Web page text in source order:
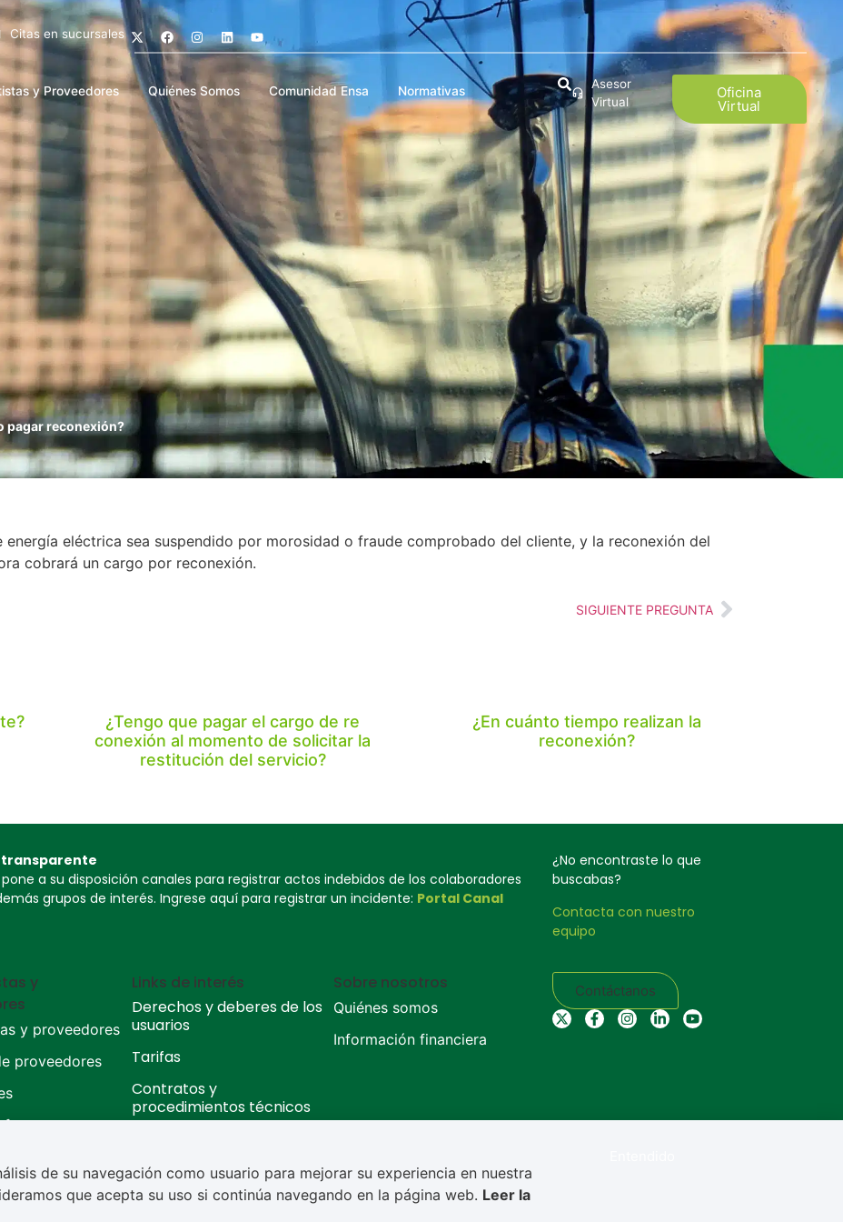
Citas en sucursales
y Proveedores Quiénes Somos Comunidad Ensa Normativas
Asesor
Virtual
Oficina
Virtual
pagar reconexión?
energía eléctrica sea suspendido por morosidad o fraude comprobado del cliente, y la reconexión del
cobrará un cargo por reconexión.
SIGUIENTE PREGUNTA
¿Tengo que pagar el cargo de re
conexión al momento de solicitar la
restitución del servicio?
¿En cuánto tiempo realizan la
reconexión?
pone a su disposición canales para registrar actos indebidos de los colaboradores
grupos de interés. Ingrese aquí para registrar un incidente: Portal Canal
¿No encontraste lo que
buscabas?
Contacta con nuestro
equipo
y
y proveedores
proveedores
frecuentes
Links de interés
Derechos y deberes de los
usuarios
Tarifas
Contratos y
procedimientos técnicos
Sobre nosotros
Quiénes somos
Información financiera
Contáctanos
Ensa. Todos los derechos reservados. Política de privacidad
de su navegación como usuario para mejorar su experiencia en nuestra
que acepta su uso si continúa navegando en la página web. Leer la